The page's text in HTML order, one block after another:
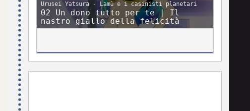
Urusei Yatsura - Lamù e i casinisti planetari
02 Un dono tutto per te | Il
nastro giallo della felicità